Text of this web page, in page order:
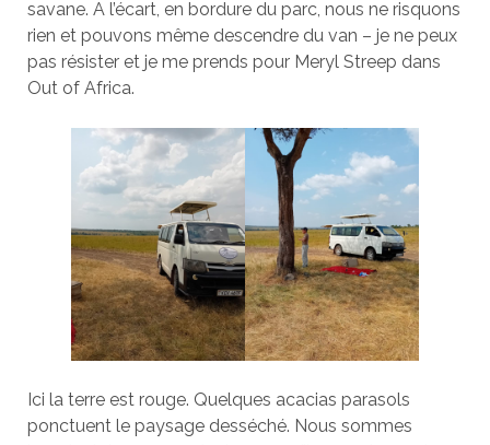
savane. A l’écart, en bordure du parc, nous ne risquons
rien et pouvons même descendre du van – je ne peux
pas résister et je me prends pour Meryl Streep dans
Out of Africa.
Ici la terre est rouge. Quelques acacias parasols
ponctuent le paysage desséché. Nous sommes